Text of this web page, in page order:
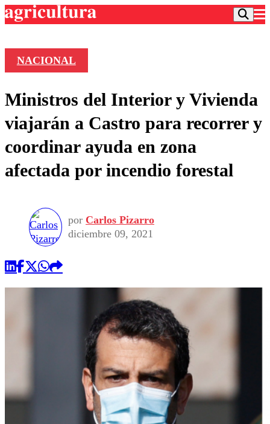
Frecuencias
Agricultura TV
Deportes
Colo Colo
Motor
Torneo Internacional
Torneo Nacional
Entretención
Noticias
Internacional
Nacional
Vida Social
Programas
Comercial
NACIONAL
Ministros del Interior y Vivienda
viajarán a Castro para recorrer y
coordinar ayuda en zona
afectada por incendio forestal
por Carlos Pizarro
diciembre 09, 2021